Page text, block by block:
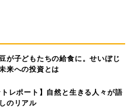
が子どもたちの給食に。せいぼじ
来への投資とは
トレポート】自然と生きる人々が語
のリアル